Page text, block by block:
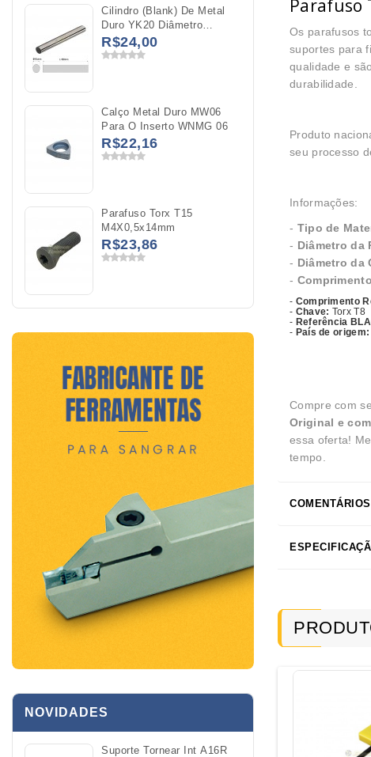
Cilindro (Blank) De Metal
Duro YK20 Diâmetro
04x100mm
R$24,00
Calço Metal Duro MW06
Para O Inserto WNMG 06
R$22,16
Parafuso Torx T15
M4X0,5x14mm
R$23,86
NOVIDADES
Suporte Tornear Int A16R
Parafuso
Os parafusos
suportes para
qualidade e
durabilidade.
Produto
seu processo
Informações:
- Tipo de
- Diâmetro da
- Diâmetro da
-
- Comprimento
- Chave: Torx T8
- Referência
- País de origem:
Compre com
Original e
essa oferta!
tempo.